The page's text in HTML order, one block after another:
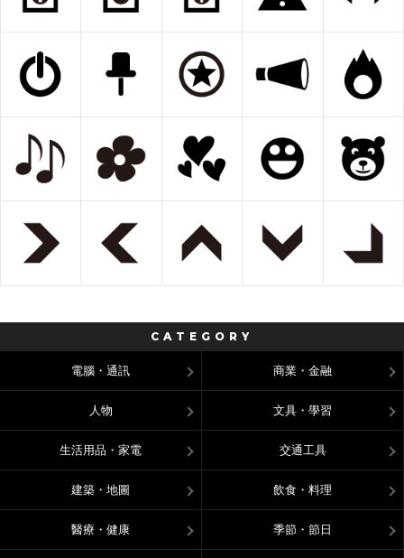
CATEGORY
電腦・通訊 商業・金融
人物 文具・學習
生活用品・家電 交通工具
建築・地圖 飲食・料理
醫療・健康 季節・節日